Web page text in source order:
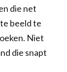
die net
beeld te
Niet
die snapt